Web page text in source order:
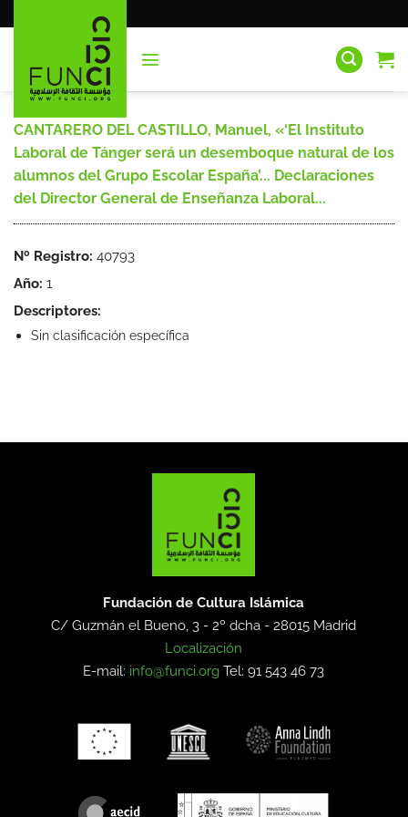
al
CANTARERO DEL CASTILLO, Manuel, «‘El Instituto
Laboral de Tánger será un desemboque natural de los
alumnos del Grupo Escolar España’... Declaraciones
del Director General de Enseñanza Laboral...
Nº Registro: 40793
Año: 1
Descriptores:
Sin clasificación específica
Fundación de Cultura Islámica
C/ Guzmán el Bueno, 3 - 2º dcha -28015 Madrid
Localización
E-mail: info@funci.org Tel: 91 543 46 73